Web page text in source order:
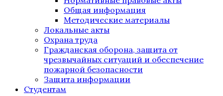
Общая информация
Методические материалы
Локальные акты
Охрана труда
Гражданская оборона, защита от
чрезвычайных ситуаций и обеспечение
пожарной безопасности
Защита информации
Студентам